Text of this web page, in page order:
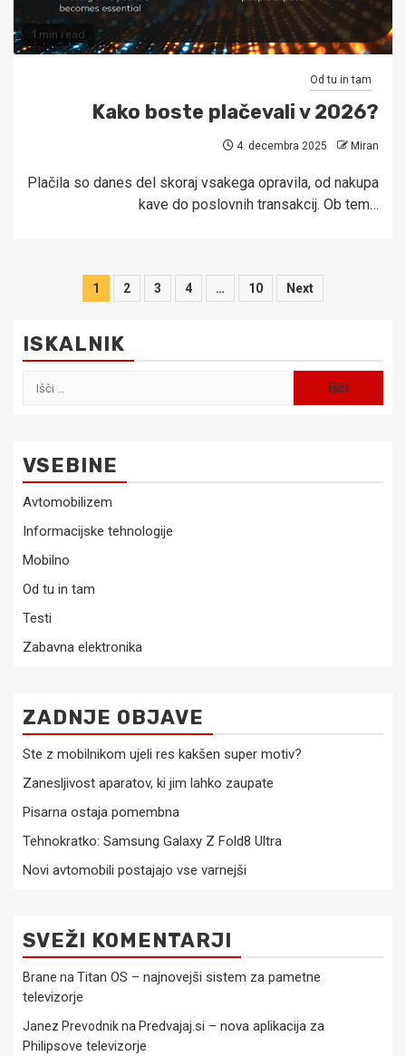
1 min read
Od tu in tam
Kako boste plačevali v 2026?
4. decembra 2025 Miran
Plačila so danes del skoraj vsakega opravila, od nakupa
kave do poslovnih transakcij. Ob tem…
Številčenje
1 2 3 4 … 10 Next
ISKALNIK
Išči:
VSEBINE
Avtomobilizem
Informacijske tehnologije
Mobilno
Od tu in tam
Testi
Zabavna elektronika
ZADNJE OBJAVE
Ste z mobilnikom ujeli res kakšen super motiv?
Zanesljivost aparatov, ki jim lahko zaupate
Pisarna ostaja pomembna
Tehnokratko: Samsung Galaxy Z Fold8 Ultra
Novi avtomobili postajajo vse varnejši
SVEŽI KOMENTARJI
Brane na Titan OS – najnovejši sistem za pametne
televizorje
Janez Prevodnikna Predvajaj.si – nova aplikacija za
Philipsove televizorje